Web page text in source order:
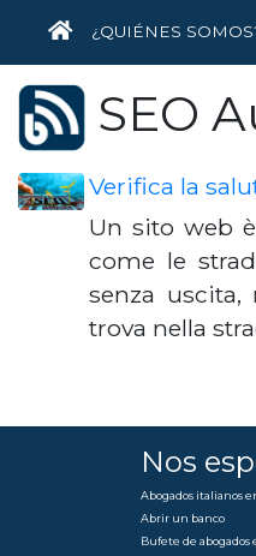
INICIO
¿QUIÉNES
SEO
Verifica la
Un sito web
come le
senza
trova nella
Nos
Abogados italianos
Abrir un banco
Bufete de abogados